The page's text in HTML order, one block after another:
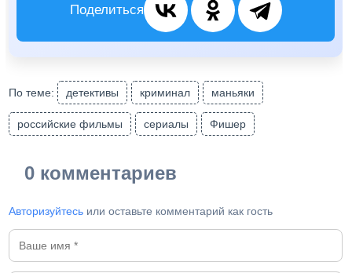
Поделиться
По теме: детективы криминал маньяки
российские фильмы сериалы Фишер
0 комментариев
Авторизуйтесь или оставьте комментарий как гость